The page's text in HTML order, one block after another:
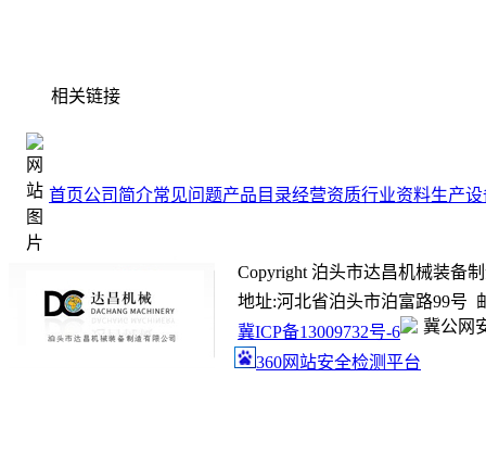
相关链接
首页公司简介常见问题产品目录经营资质行业资料生产
Copyright 泊头市达昌机械装备
地址:河北省泊头市泊富路99号
冀ICP备13009732号-6
冀公网
360网站安全检测平台